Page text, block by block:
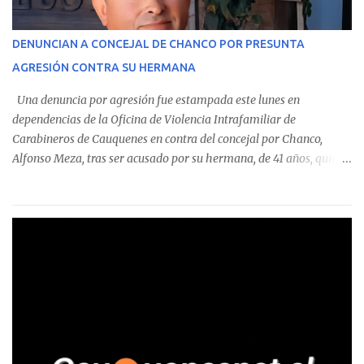
operaciones. Asimismo, se precisa que uno de los casos
corresponde a un funcionario de la Municipalidad de Chanco,
detectaron incumplimientos a la normativa vigente. El informe
precisa que la mayor cantidad de dinero apostado se registró en
Talca, donde...
DENUNCIAN A CONCEJAL DE CHANCO POR PRESUNTA
AGRESIÓN CONTRA SU HERMANA
Una denuncia por agresión fue estampada este lunes en
dependencias de la Oficina de Violencia Intrafamiliar de
Carabineros de Cauquenes en contra del concejal por Chanco,
Alfonso Meza, tras ser acusado por su hermana, de 41 años, quien
relató que los hechos ocurrieron cerca de las 11:30 horas en el
trabajadores, el edil descendió del vehículo y, en medio de la